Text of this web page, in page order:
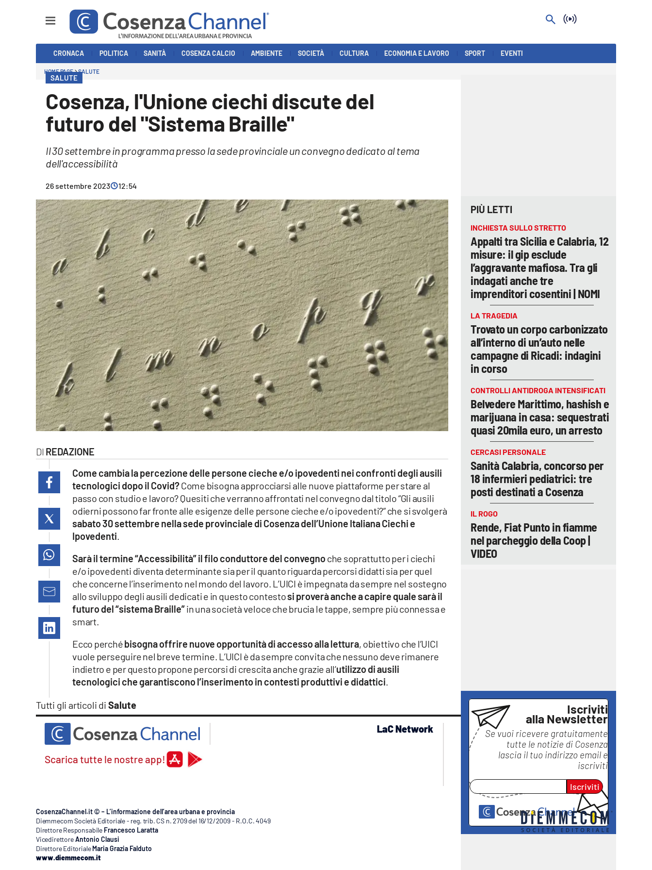
Economia e Lavoro
Streaming
Lac Network
cosenzachannel.it
lacapitalenews.it
Vai
CRONACA POLITICA SANITÀ COSENZA CALCIO AMBIENTE SOCIETÀ CULTURA ECONOMIA E LAVORO SPORT EVENTI
HOME PAGE SALUTE
SALUTE
Cosenza, l'Unione ciechi discute del
futuro del "Sistema Braille"
Il 30 settembre in programma presso la sede provinciale un convegno dedicato al tema
dell'accessibilità
26 settembre 2023 12:54
REDAZIONE
Tutti gli articoli di Salute
Come cambia la percezione delle persone cieche e/o ipovedenti nei confronti degli ausili
tecnologici dopo il Covid?Come bisogna approcciarsi alle nuove piattaforme per stare al
passo con studio e lavoro? Quesiti che verranno affrontati nel convegno dal titolo “Gli ausili
odierni possono far fronte alle esigenze delle persone cieche e/o ipovedenti?” che si svolgerà
sabato 30 settembre nella sede provinciale di Cosenza dell’Unione Italiana Ciechi e
Ipovedenti.
Sarà il termine “Accessibilità” il filo conduttore del convegnoche soprattutto per i ciechi
e/o ipovedenti diventa determinante sia per il quanto riguarda percorsi didatti sia per quel
che concerne l’inserimento nel mondo del lavoro. L’UICI è impegnata da sempre nel sostegno
allo sviluppo degli ausili dedicati e in questo contestosi proverà anche a capire quale sarà il
futuro del “sistema Braille”in una società veloce che brucia le tappe, sempre più connessa e
smart.
Ecco perchébisogna offrire nuove opportunità di accesso alla lettura, obiettivo che l’UICI
vuole perseguire nel breve termine. L’UICI è da sempre convita che nessuno deve rimanere
indietro e per questo propone percorsi di crescita anche grazie all’utilizzo di ausili
tecnologici che garantiscono l’inserimento in contesti produttivi e didattici.
PIÙ LETTI
INCHIESTA SULLO STRETTO
Appalti tra Sicilia e Calabria, 12
misure: il gip esclude
l’aggravante mafiosa. Tra gli
indagati anche tre
imprenditori cosentini | NOMI
LA TRAGEDIA
Trovato un corpo carbonizzato
all’interno di un’auto nelle
campagne di Ricadi: indagini
in corso
CONTROLLI ANTIDROGA INTENSIFICATI
Belvedere Marittimo, hashish e
marijuana in casa: sequestrati
quasi 20mila euro, un arresto
CERCASI PERSONALE
Sanità Calabria, concorso per
18 infermieri pediatrici: tre
posti destinati a Cosenza
IL ROGO
Rende, Fiat Punto in fiamme
nel parcheggio della Coop |
VIDEO
Iscriviti
alla Newsletter
Se vuoi ricevere gratuitamente
tutte le notizie di Cosenza
lascia il tuo indirizzo email e
iscriviti
Iscriviti
Scarica tutte le nostre app!
LaC Network
lacplay.it
lactv.it
laconair.it
lacapitalenews.it
ilreggino.it
CosenzaChannel.it © – L’informazione dell’area urbana e provincia
Diemmecom Società Editoriale - reg. trib. CS n. 2709 del 16/12/2009 - R.O.C. 4049
Direttore Responsabile Francesco Laratta
VicedirettoreAntonio Clausi
Direttore Editoriale Maria Grazia Falduto
www.diemmecom.it